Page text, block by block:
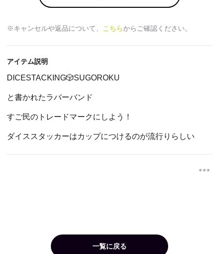
※キャンセルや返品について、 こちらからご確認ください。
アイテム説明
DICESTACKING🎲SUGOROKU
と書かれたラバーバンド
すご民のトレードマークにしよう！
ダイススタッカーはカップにつけるのが流行りらしい
一覧に戻る